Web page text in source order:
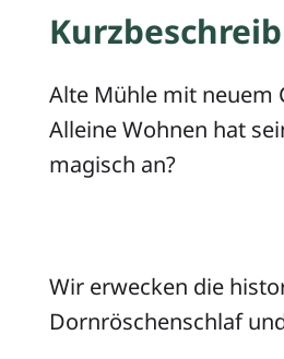
Alte Mühle mit neuem
Alleine Wohnen hat
magisch an?
Wir erwecken die
Dornröschenschlaf